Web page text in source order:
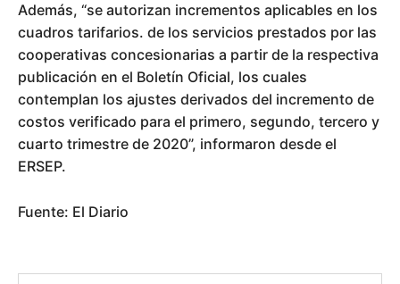
Además, “se autorizan incrementos aplicables en los
cuadros tarifarios. de los servicios prestados por las
cooperativas concesionarias a partir de la respectiva
publicación en el Boletín Oficial, los cuales
contemplan los ajustes derivados del incremento de
costos verificado para el primero, segundo, tercero y
cuarto trimestre de 2020”, informaron desde el
ERSEP.
Fuente: El Diario